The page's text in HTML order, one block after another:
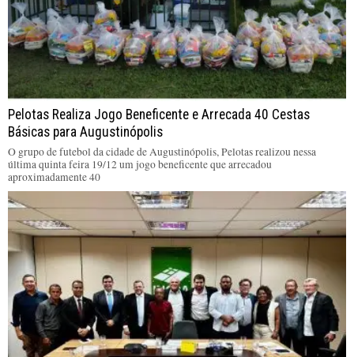
Pelotas Realiza Jogo Beneficente e Arrecada 40 Cestas
Básicas para Augustinópolis
O grupo de futebol da cidade de Augustinópolis, Pelotas realizou nessa
última quinta feira 19/12 um jogo beneficente que arrecadou
aproximadamente 40